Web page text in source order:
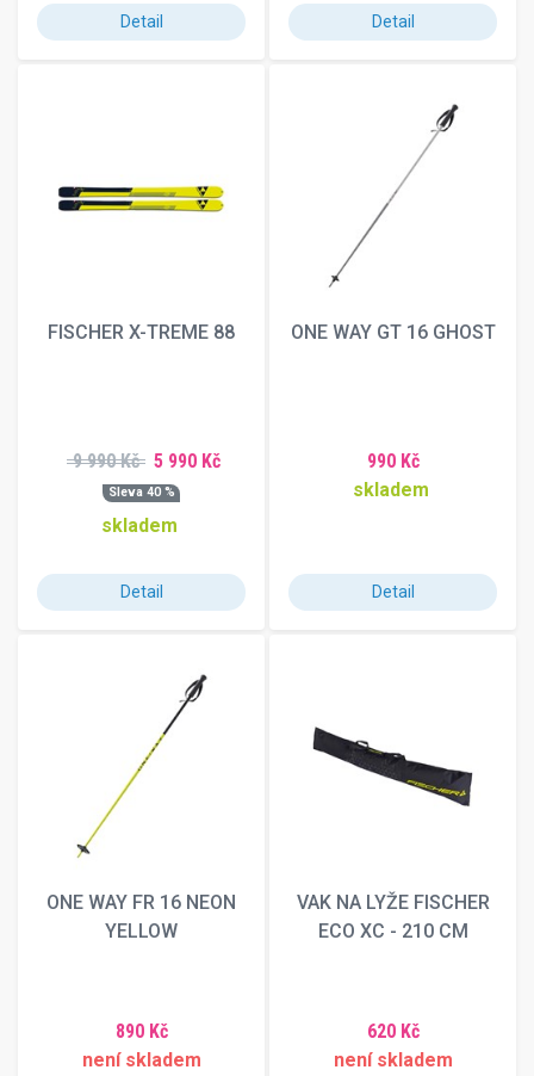
Detail Detail
FISCHER X-TREME 88
9 990 Kč 5 990 Kč
Sleva 40 %
skladem
Detail
ONE WAY GT 16 GHOST
990 Kč
skladem
Detail
ONE WAY FR 16 NEON
YELLOW
890 Kč
není skladem
VAK NA LYŽE FISCHER
ECO XC - 210 CM
620 Kč
není skladem